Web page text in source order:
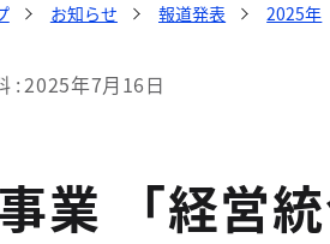
お知らせ 報道発表 2025年
2025年7月16日
業 「経営